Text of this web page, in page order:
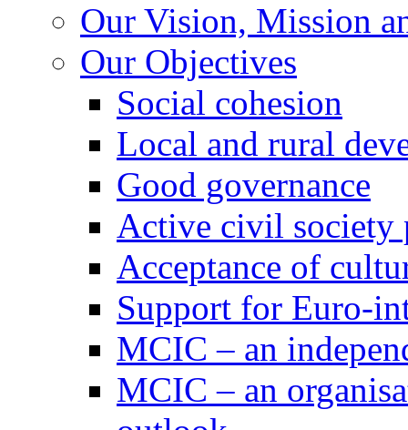
Our Vision, Mission
Our Objectives
Social cohesion
Local and rural
Good governance
Active civil society
Acceptance of
Support for Euro-
MCIC – an
MCIC – an